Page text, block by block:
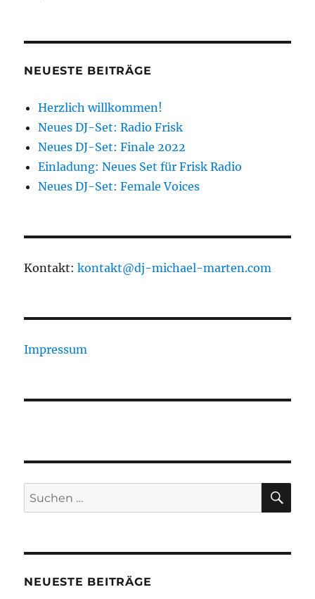
NEUESTE BEITRÄGE
Herzlich willkommen!
Neues DJ-Set: Radio Frisk
Neues DJ-Set: Finale 2022
Einladung: Neues Set für Frisk Radio
Neues DJ-Set: Female Voices
Kontakt:kontakt@dj-michael-marten.com
Impressum
Suchen
nach:
NEUESTE BEITRÄGE